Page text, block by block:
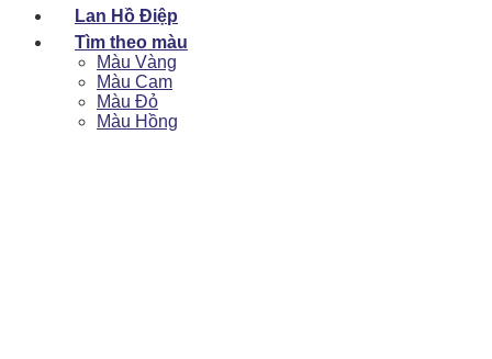
Lan Hồ Điệp
Tìm theo màu
Màu Vàng
Màu Cam
Màu Đỏ
Màu Hồng